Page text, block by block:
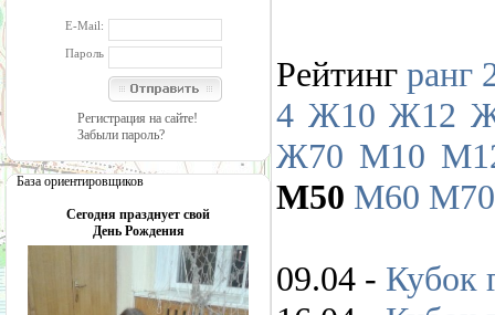
E-Mail:
Пароль
Регистрация на сайте!
Забыли пароль?
База ориентировщиков
Сегодня празднует свой
День Рождения
Рейтинг ранг
4 Ж10 Ж12
Ж70 М10
М50 М60 М70
09.04 - Кубок